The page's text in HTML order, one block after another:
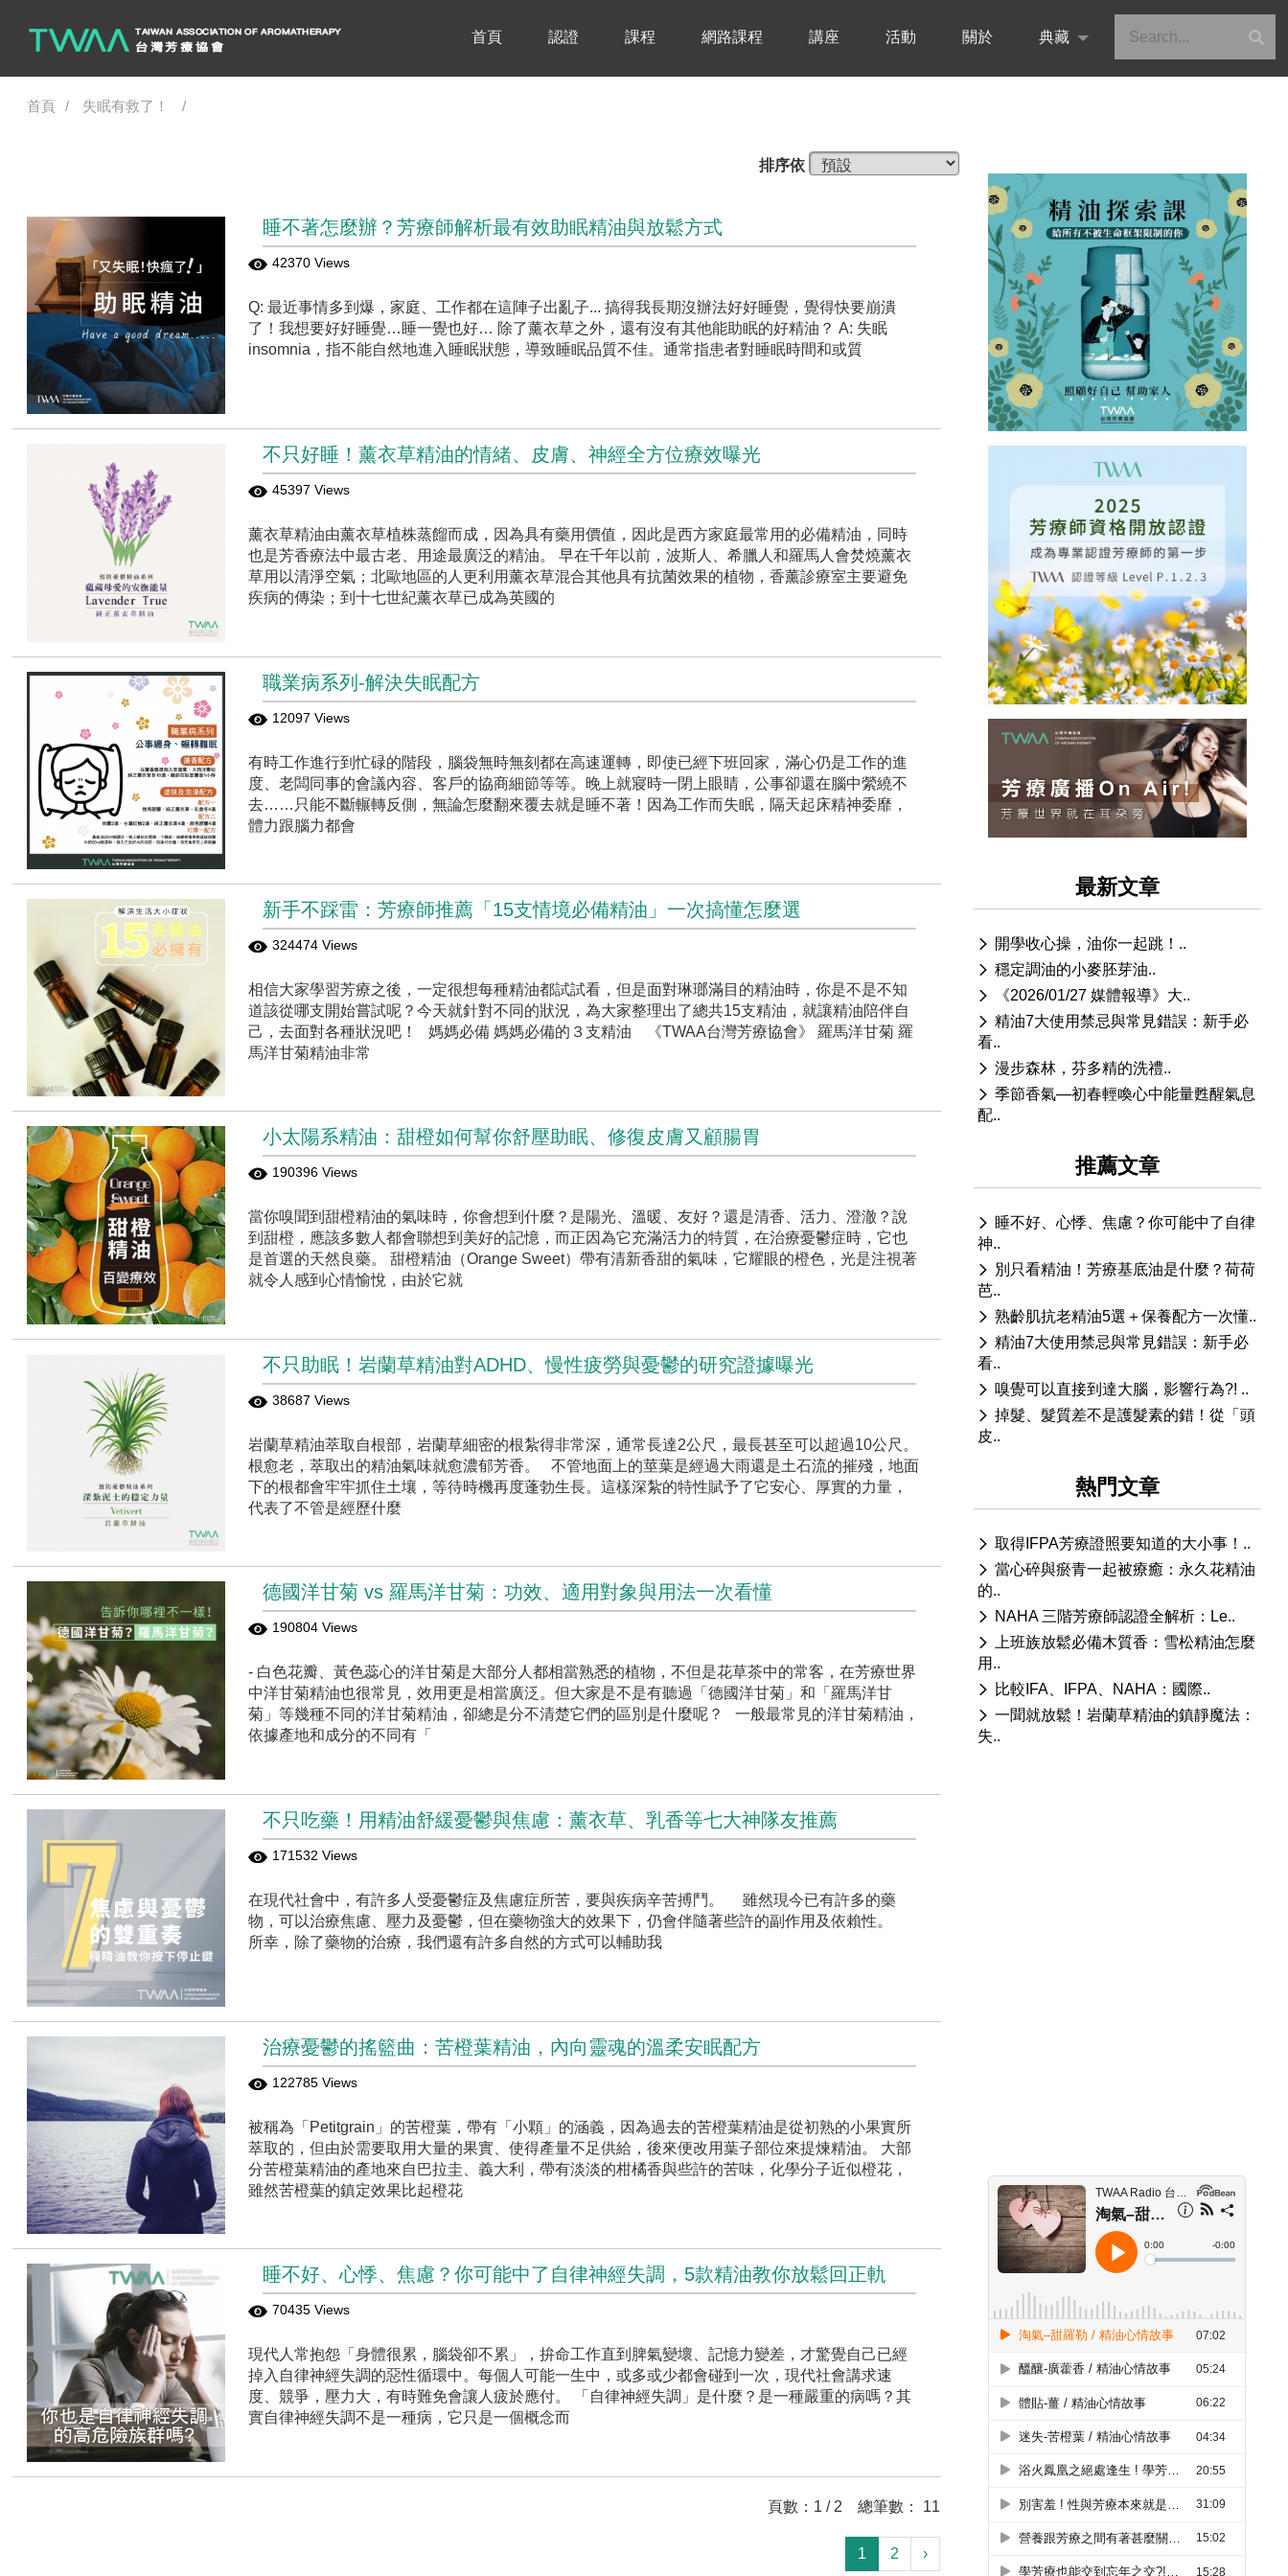
首頁 認證 課程 網路課程 講座 活動 關於 典藏
首頁 失眠有救了！
排序依
睡不著怎麼辦？芳療師解析最有效助眠精油與放鬆方式
42370 Views
Q: 最近事情多到爆，家庭、工作都在這陣子出亂子... 搞得我長期沒辦法好好睡覺，覺得快要崩潰
了！我想要好好睡覺…睡一覺也好… 除了薰衣草之外，還有沒有其他能助眠的好精油？ A: 失眠
insomnia，指不能自然地進入睡眠狀態，導致睡眠品質不佳。通常指患者對睡眠時間和或質
不只好睡！薰衣草精油的情緒、皮膚、神經全方位療效曝光
45397 Views
薰衣草精油由薰衣草植株蒸餾而成，因為具有藥用價值，因此是西方家庭最常用的必備精油，同時
也是芳香療法中最古老、用途最廣泛的精油。 早在千年以前，波斯人、希臘人和羅馬人會焚燒薰衣
草用以清淨空氣；北歐地區的人更利用薰衣草混合其他具有抗菌效果的植物，香薰診療室主要避免
疾病的傳染；到十七世紀薰衣草已成為英國的
職業病系列-解決失眠配方
12097 Views
有時工作進行到忙碌的階段，腦袋無時無刻都在高速運轉，即使已經下班回家，滿心仍是工作的進
度、老闆同事的會議內容、客戶的協商細節等等。晚上就寢時一閉上眼睛，公事卻還在腦中縈繞不
去……只能不斷輾轉反側，無論怎麼翻來覆去就是睡不著！因為工作而失眠，隔天起床精神委靡，
體力跟腦力都會
新手不踩雷：芳療師推薦「15支情境必備精油」一次搞懂怎麼選
324474 Views
相信大家學習芳療之後，一定很想每種精油都試試看，但是面對琳瑯滿目的精油時，你是不是不知
道該從哪支開始嘗試呢？今天就針對不同的狀況，為大家整理出了總共15支精油，就讓精油陪伴自
己，去面對各種狀況吧！ 媽媽必備 媽媽必備的３支精油 《TWAA台灣芳療協會》 羅馬洋甘菊 羅
馬洋甘菊精油非常
小太陽系精油：甜橙如何幫你舒壓助眠、修復皮膚又顧腸胃
190396 Views
當你嗅聞到甜橙精油的氣味時，你會想到什麼？是陽光、溫暖、友好？還是清香、活力、澄澈？說
到甜橙，應該多數人都會聯想到美好的記憶，而正因為它充滿活力的特質，在治療憂鬱症時，它也
是首選的天然良藥。 甜橙精油（Orange Sweet）帶有清新香甜的氣味，它耀眼的橙色，光是注視著
就令人感到心情愉悅，由於它就
不只助眠！岩蘭草精油對ADHD、慢性疲勞與憂鬱的研究證據曝光
38687 Views
岩蘭草精油萃取自根部，岩蘭草細密的根紮得非常深，通常長達2公尺，最長甚至可以超過10公尺。
根愈老，萃取出的精油氣味就愈濃郁芳香。 ​不管地面上的莖葉是經過大雨還是土石流的摧殘，地面
下的根都會牢牢抓住土壤，等待時機再度蓬勃生長。這樣深紮的特性賦予了它安心、厚實的力量，
代表了不管是經歷什麼
德國洋甘菊 vs 羅馬洋甘菊：功效、適用對象與用法一次看懂
190804 Views
- 白色花瓣、黃色蕊心的洋甘菊是大部分人都相當熟悉的植物，不但是花草茶中的常客，在芳療世界
中洋甘菊精油也很常見，效用更是相當廣泛。但大家是不是有聽過「德國洋甘菊」和「羅馬洋甘
菊」等幾種不同的洋甘菊精油，卻總是分不清楚它們的區別是什麼呢？ 一般最常見的洋甘菊精油，
依據產地和成分的不同有「
不只吃藥！用精油舒緩憂鬱與焦慮：薰衣草、乳香等七大神隊友推薦
171532 Views
在現代社會中，有許多人受憂鬱症及焦慮症所苦，要與疾病辛苦搏鬥。 雖然現今已有許多的藥
物，可以治療焦慮、壓力及憂鬱，但在藥物強大的效果下，仍會伴隨著些許的副作用及依賴性。
所幸，除了藥物的治療，我們還有許多自然的方式可以輔助我
治療憂鬱的搖籃曲：苦橙葉精油，內向靈魂的溫柔安眠配方
122785 Views
被稱為「Petitgrain」的苦橙葉，帶有「小顆」的涵義，因為過去的苦橙葉精油是從初熟的小果實所
萃取的，但由於需要取用大量的果實、使得產量不足供給，後來便改用葉子部位來提煉精油。 大部
分苦橙葉精油的產地來自巴拉圭、義大利，帶有淡淡的柑橘香與些許的苦味，化學分子近似橙花，
雖然苦橙葉的鎮定效果比起橙花
睡不好、心悸、焦慮？你可能中了自律神經失調，5款精油教你放鬆回正軌
70435 Views
現代人常抱怨「身體很累，腦袋卻不累」，拚命工作直到脾氣變壞、記憶力變差，才驚覺自己已經
掉入自律神經失調的惡性循環中。每個人可能一生中，或多或少都會碰到一次，現代社會講求速
度、競爭，壓力大，有時難免會讓人疲於應付。 「自律神經失調」是什麼？是一種嚴重的病嗎？其
實自律神經失調不是一種病，它只是一個概念而
頁數：1 / 2 總筆數： 11
1 2 ›
最新文章
開學收心操，油你一起跳！..
穩定調油的小麥胚芽油..
《2026/01/27 媒體報導》大..
精油7大使用禁忌與常見錯誤：新手必
看..
漫步森林，芬多精的洗禮..
季節香氣—初春輕喚心中能量甦醒氣息
配..
推薦文章
睡不好、心悸、焦慮？你可能中了自律
神..
別只看精油！芳療基底油是什麼？荷荷
芭..
熟齡肌抗老精油5選＋保養配方一次懂..
精油7大使用禁忌與常見錯誤：新手必
看..
嗅覺可以直接到達大腦，影響行為?! ..
掉髮、髮質差不是護髮素的錯！從「頭
皮..
熱門文章
取得IFPA芳療證照要知道的大小事！..
當心碎與瘀青一起被療癒：永久花精油
的..
NAHA 三階芳療師認證全解析：Le..
上班族放鬆必備木質香：雪松精油怎麼
用..
比較IFA、IFPA、NAHA：國際..
一聞就放鬆！岩蘭草精油的鎮靜魔法：
失..